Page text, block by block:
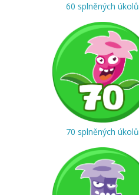
60 splněných úkolů
70 splněných úkolů